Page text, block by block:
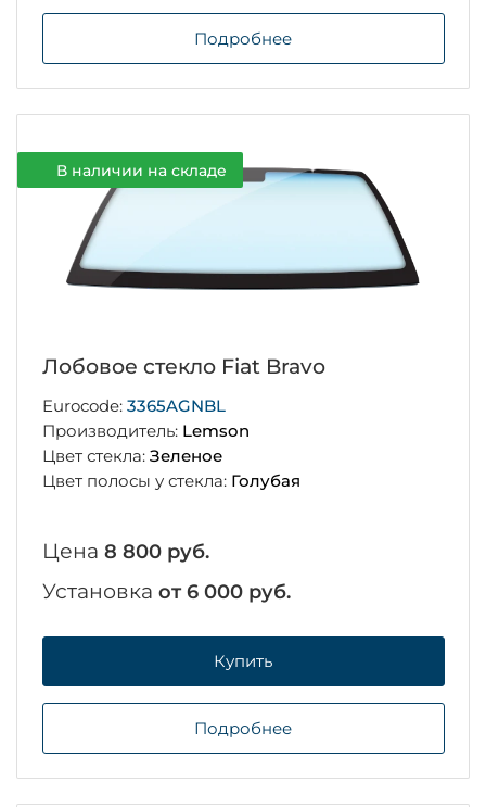
Подробнее
В наличии на складе
Лобовое стекло Fiat Bravo
Eurocode: 3365AGNBL
Производитель: Lemson
Цвет стекла: Зеленое
Цвет полосы у стекла: Голубая
Цена 8 800 руб.
Установка от 6 000 руб.
Купить
Подробнее